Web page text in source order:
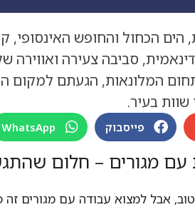
הכחול והחופש האינסופי,
סביבה צעירה
המלונאות, הגעתם למקום
בעיר.
פייסבוק WhatsApp
עם מגורים – חלום
אבל למצוא עבודה עם מגורים